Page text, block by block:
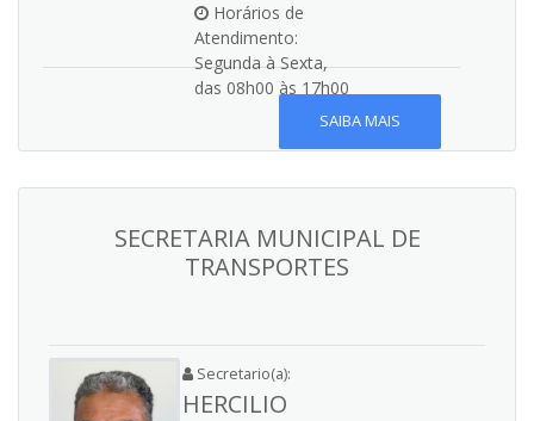
Horários de
Atendimento:
Segunda à Sexta,
das 08h00 às 17h00
SAIBA MAIS
SECRETARIA MUNICIPAL DE
TRANSPORTES
Secretario(a):
HERCILIO